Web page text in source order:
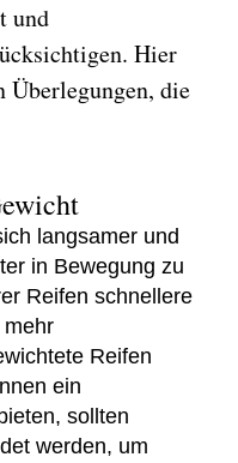
und
Hier
Überlegungen, die
langsamer und
in Bewegung zu
Reifen schnellere
mehr
Reifen
ein
sollten
werden, um